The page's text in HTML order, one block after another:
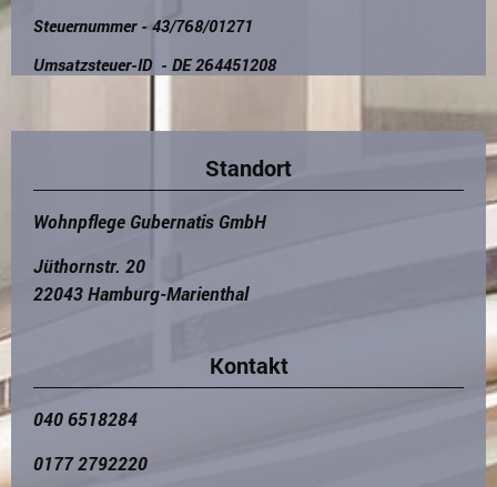
Steuernummer - 43/768/01271
Umsatzsteuer-ID - DE 264451208
Standort
Wohnpflege Gubernatis GmbH
Jüthornstr. 20
22043 Hamburg-Marienthal
Kontakt
040 6518284
0177 2792220